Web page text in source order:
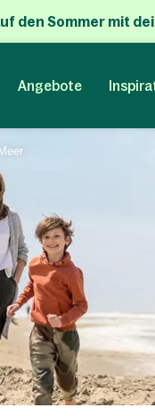
den Sommer mit
Angebote